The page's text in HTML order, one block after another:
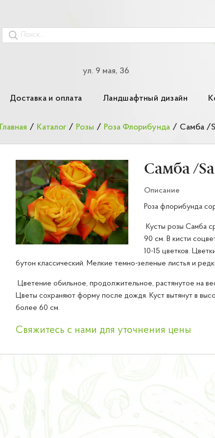
ул. 9 мая, 36
Доставка и оплата Ландшафтный дизайн
Главная / Каталог / Розы / Роза Флорибунда / Самба /
Самба /
Описание
Роза флорибунда
Кусты розы Самба
90 см. В кисти
10-15 цветков.
бутон классический. Мелкие темно-зеленые листья и
Цветение обильное, продолжительное, растянутое на
Цветы сохраняют форму после дождя. Куст вытянут в
более 60 см.
Свяжитесь с нами для уточнения цены